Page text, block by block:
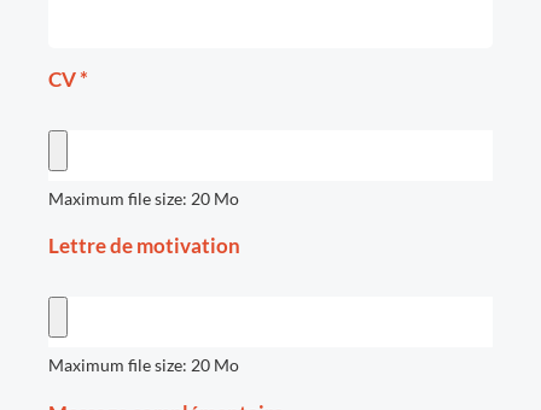
CV*
Maximum file size: 20 Mo
Lettre de motivation
Maximum file size: 20 Mo